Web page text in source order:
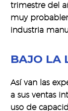
trimestre del
muy
industria
BAJO LA
Así van las
a sus ventas
uso de